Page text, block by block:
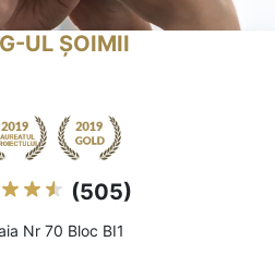
UL ȘOIMII
(505)
Nr 70 Bloc BI1